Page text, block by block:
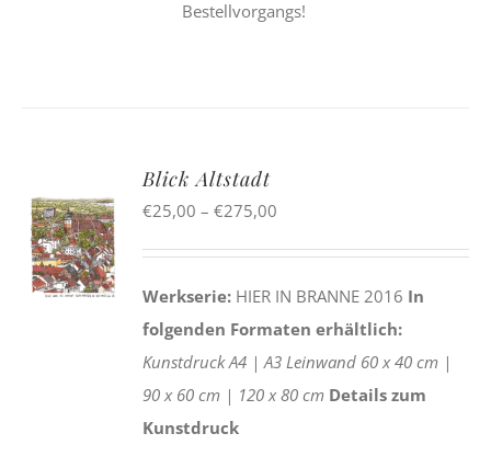
Bestellvorgangs!
AUSFÜHRUNG
WÄHLEN
DIESES
PRODUKT
WEIST
Blick Altstadt
€25,00 –€275,00
€275,00
Werkserie: HIER IN BRANNE 2016 In
folgenden Formaten erhältlich:
KunstdruckA4 |A3Leinwand 60 x 40 cm |
90 x 60 cm | 120 x 80 cm Details zum
Kunstdruck